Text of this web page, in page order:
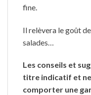
fine.
Il relèvera le goût
salades…
Les conseils et
titre indicatif et
comporter une